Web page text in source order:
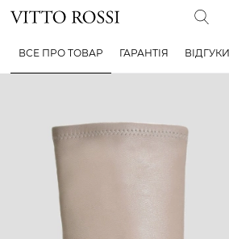
ВСЕ ПРО ТОВАР ГАРАНТІЯ ВІДГУКИ